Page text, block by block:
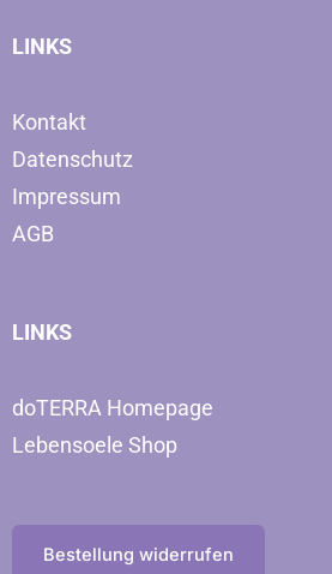
LINKS
Kontakt
Datenschutz
Impressum
AGB
LINKS
doTERRA Homepage
Lebensoele Shop
Bestellung widerrufen